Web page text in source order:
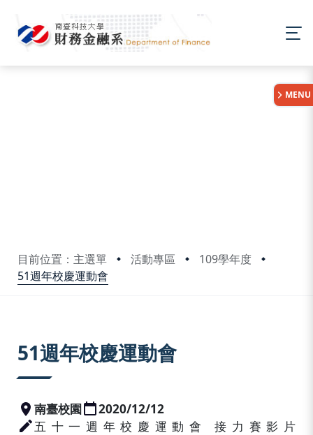
目前位置：主選單 活動專區
109學年度
51週年校慶運動會
MENU
51週年校慶運動會
南臺校園
2020/12/12
五十一週年校慶運動會 接力賽影片